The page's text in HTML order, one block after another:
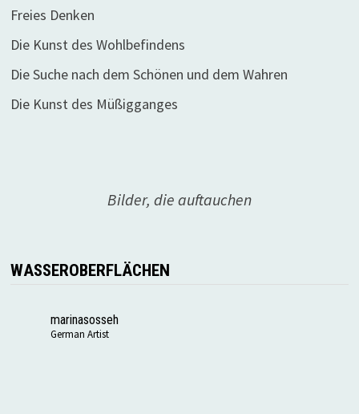
Freies Denken
Die Kunst des Wohlbefindens
Die Suche nach dem Schönen und dem Wahren
Die Kunst des Müßigganges
Bilder, die auftauchen
WASSEROBERFLÄCHEN
marinasosseh
German Artist